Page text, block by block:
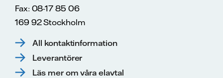
Fax: 08-17 85 06
169 92 Stockholm
All kontaktinformation
Leverantörer
Läs mer om våra elavtal